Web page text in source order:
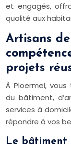
et engagés,
qualité aux
Artisans
projets
À Ploërmel,
du bâtiment,
services à
répondre à vos
Le bâtiment